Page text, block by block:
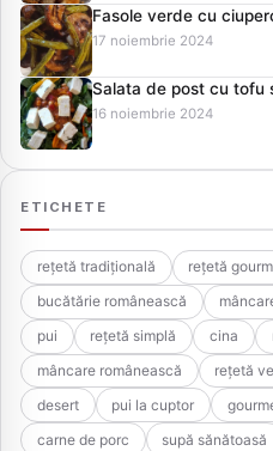
Fasole verde cu
17 noiembrie 2024
Salata de post cu tofu
16 noiembrie 2024
ETICHETE
rețetă tradițională rețetă
bucătărie românească
pui
rețetă simplă cina
mâncare românească
rețetă
desert
pui la cuptor
carne de porc
supă sănătoasă